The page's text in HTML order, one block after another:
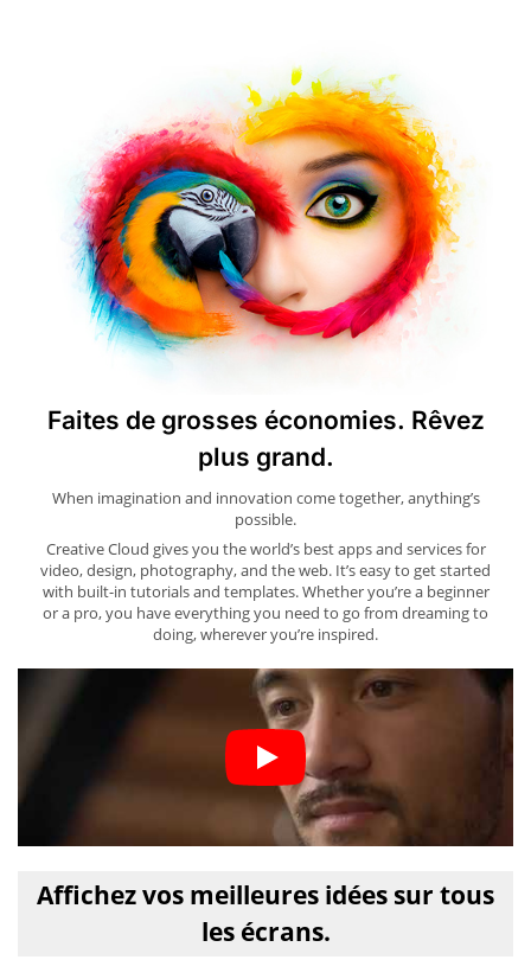
Faites de grosses économies. Rêvez
plus grand.
When imagination and innovation come together, anything’s
possible.
Creative Cloud gives you the world’s best apps and services for
video, design, photography, and the web. It’s easy to get started
with built-in tutorials and templates. Whether you’re a beginner
or a pro, you have everything you need to go from dreaming to
doing, wherever you’re inspired.
Affichez vos meilleures idées sur tous
les écrans.